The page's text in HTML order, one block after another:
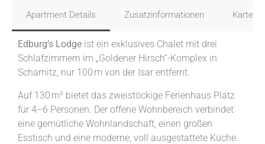
Apartment Details Zusatzinformationen Karte
Edburg’s Lodge ist ein exklusives Chalet mit drei
Schlafzimmern im „Goldener Hirsch“-Komplex in
Scharnitz, nur 100 m von der Isar entfernt.
Auf 130 m² bietet das zweistöckige Ferienhaus Platz
für 4–6 Personen. Der offene Wohnbereich verbindet
eine gemütliche Wohnlandschaft, einen großen
Esstisch und eine moderne, voll ausgestattete Küche.